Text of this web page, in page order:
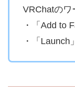
VRChatのワ
・「Add to
・「Launch